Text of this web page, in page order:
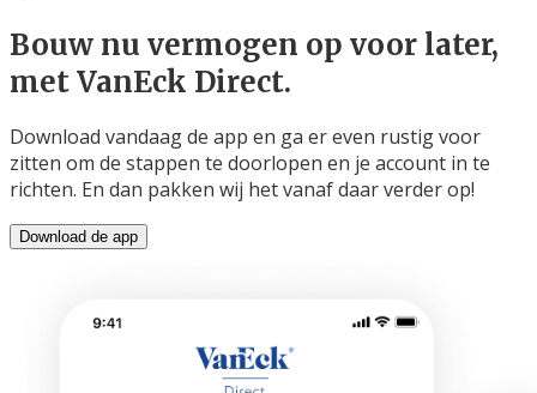
Bouw nu vermogen op voor later,
met VanEck Direct.
Download vandaag de app en ga er even rustig voor
zitten om de stappen te doorlopen en je account in te
richten. En dan pakken wij het vanaf daar verder op!
Download de app